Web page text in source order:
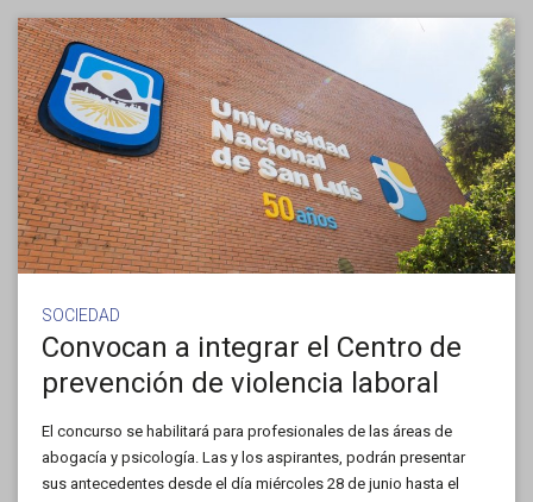
SOCIEDAD
Convocan a integrar el Centro de
prevención de violencia laboral
El concurso se habilitará para profesionales de las áreas de
abogacía y psicología. Las y los aspirantes, podrán presentar
sus antecedentes desde el día miércoles 28 de junio hasta el